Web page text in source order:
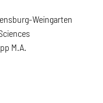
Weingarten
M.A.